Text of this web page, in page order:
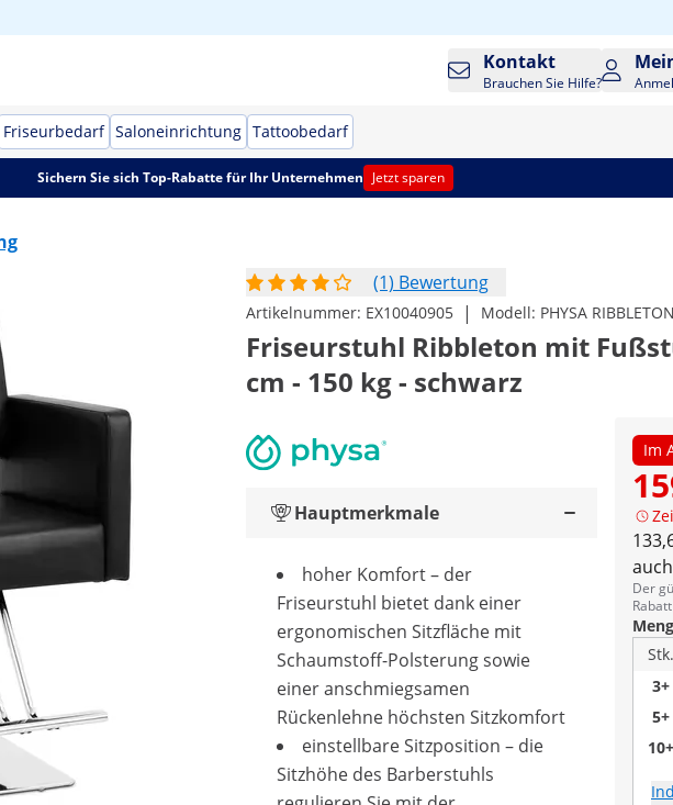
Kontakt
Brauchen Sie Hilfe?
Friseurbedarf Saloneinrichtung Tattoobedarf
Sichern Sie sich Top-Rabatte für Ihr Unternehmen Jetzt sparen
(1) Bewertung
Artikelnummer: EX10040905 | Modell: PHYSA
Friseurstuhl Ribbleton mit
cm - 150 kg - schwarz
Im
Der
Stk.
3+
5+
10+
Hauptmerkmale
hoher Komfort – der
Friseurstuhl bietet dank einer
ergonomischen Sitzfläche mit
Schaumstoff-Polsterung sowie
einer anschmiegsamen
Rückenlehne höchsten Sitzkomfort
einstellbare Sitzposition – die
Sitzhöhe des Barberstuhls